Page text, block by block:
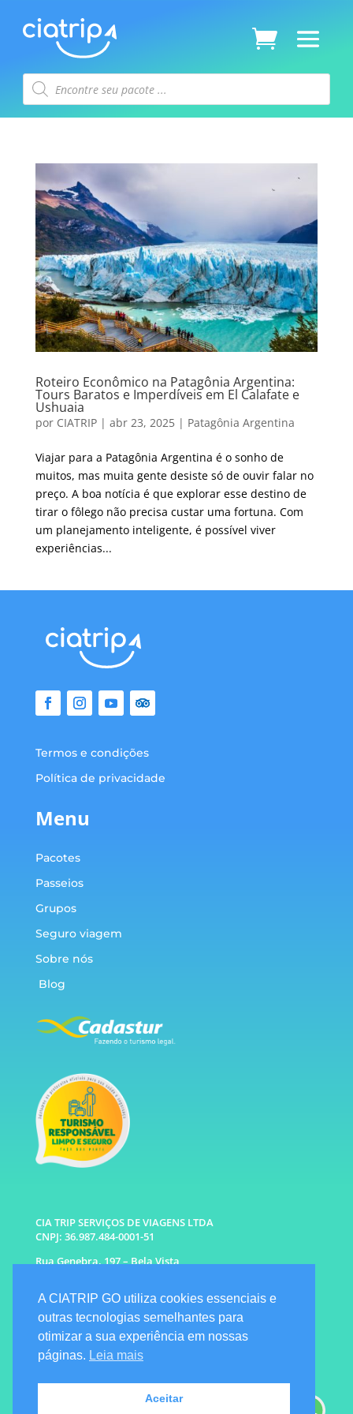
Pesquisar
produtos
Roteiro Econômico na Patagônia Argentina:
Tours Baratos e Imperdíveis em El Calafate e
Ushuaia
por CIATRIP| abr 23, 2025| Patagônia Argentina
Viajar para a Patagônia Argentina é o sonho de
muitos, mas muita gente desiste só de ouvir falar no
preço. A boa notícia é que explorar esse destino de
tirar o fôlego não precisa custar uma fortuna. Com
um planejamento inteligente, é possível viver
experiências...
Termos e condições
Política de privacidade
Menu
Pacotes
Passeios
Grupos
Seguro viagem
Sobre nós
Blog
CIA TRIP SERVIÇOS DE VIAGENS LTDA
CNPJ: 36.987.484-0001-51
Rua Genebra, 197 – Bela Vista
WhatsApp: (11) 96333-6677 |
94341-1314
E-mail: info@ciatrip.com
Atendimento Comercial:
Segunda à Sexta: 9h às 18h
Sábado e Domingo: 10h as 16h
Emergencial: Seg a Dom das 7h as 22h
A CIATRIP GO utiliza cookies essenciais e
outras tecnologias semelhantes para
otimizar a sua experiência em nossas
páginas. Leia mais
Aceitar